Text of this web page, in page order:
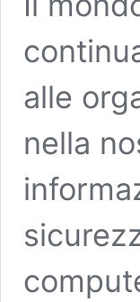
alle
nella